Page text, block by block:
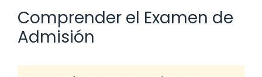
Comprender el Examen de
Admisión